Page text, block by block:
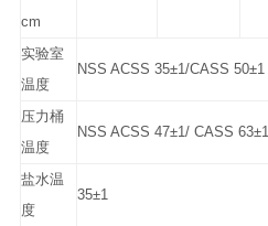
cm
实验室
温度
NSS ACSS 35±1/CASS 50±1
压力桶
温度
NSS ACSS 47±1/ CASS 63±1
盐水温
度
35±1